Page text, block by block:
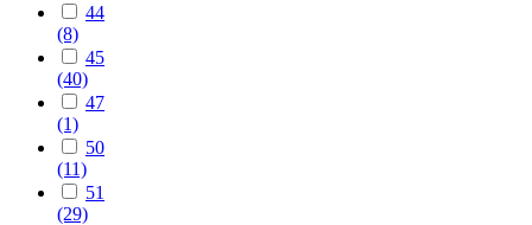
44
(8)
45
(40)
47
(1)
50
(11)
51
(29)